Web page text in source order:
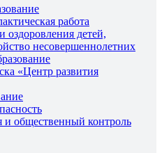
работа
оздоровления детей,
несовершеннолетних
«Центр развития
и общественный контроль